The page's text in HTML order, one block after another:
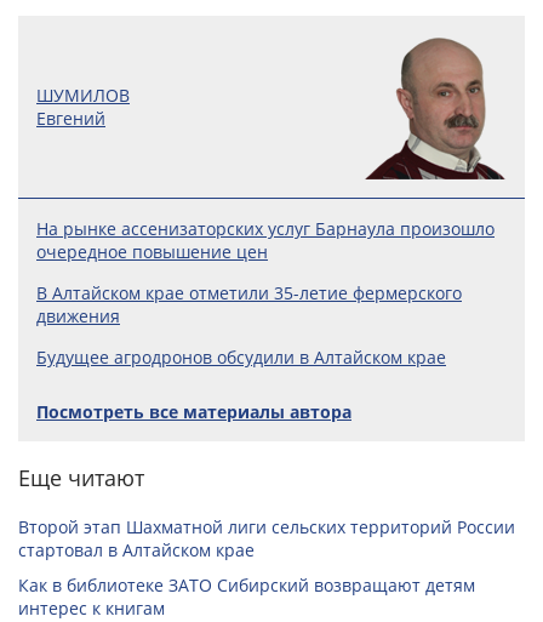
ШУМИЛОВ
Евгений
На рынке ассенизаторских услуг Барнаула произошло
очередное повышение цен
В Алтайском крае отметили 35-летие фермерского
движения
Будущее агродронов обсудили в Алтайском крае
Посмотреть все материалы автора
Еще читают
Второй этап Шахматной лиги сельских территорий России
стартовал в Алтайском крае
Как в библиотеке ЗАТО Сибирский возвращают детям
интерес к книгам